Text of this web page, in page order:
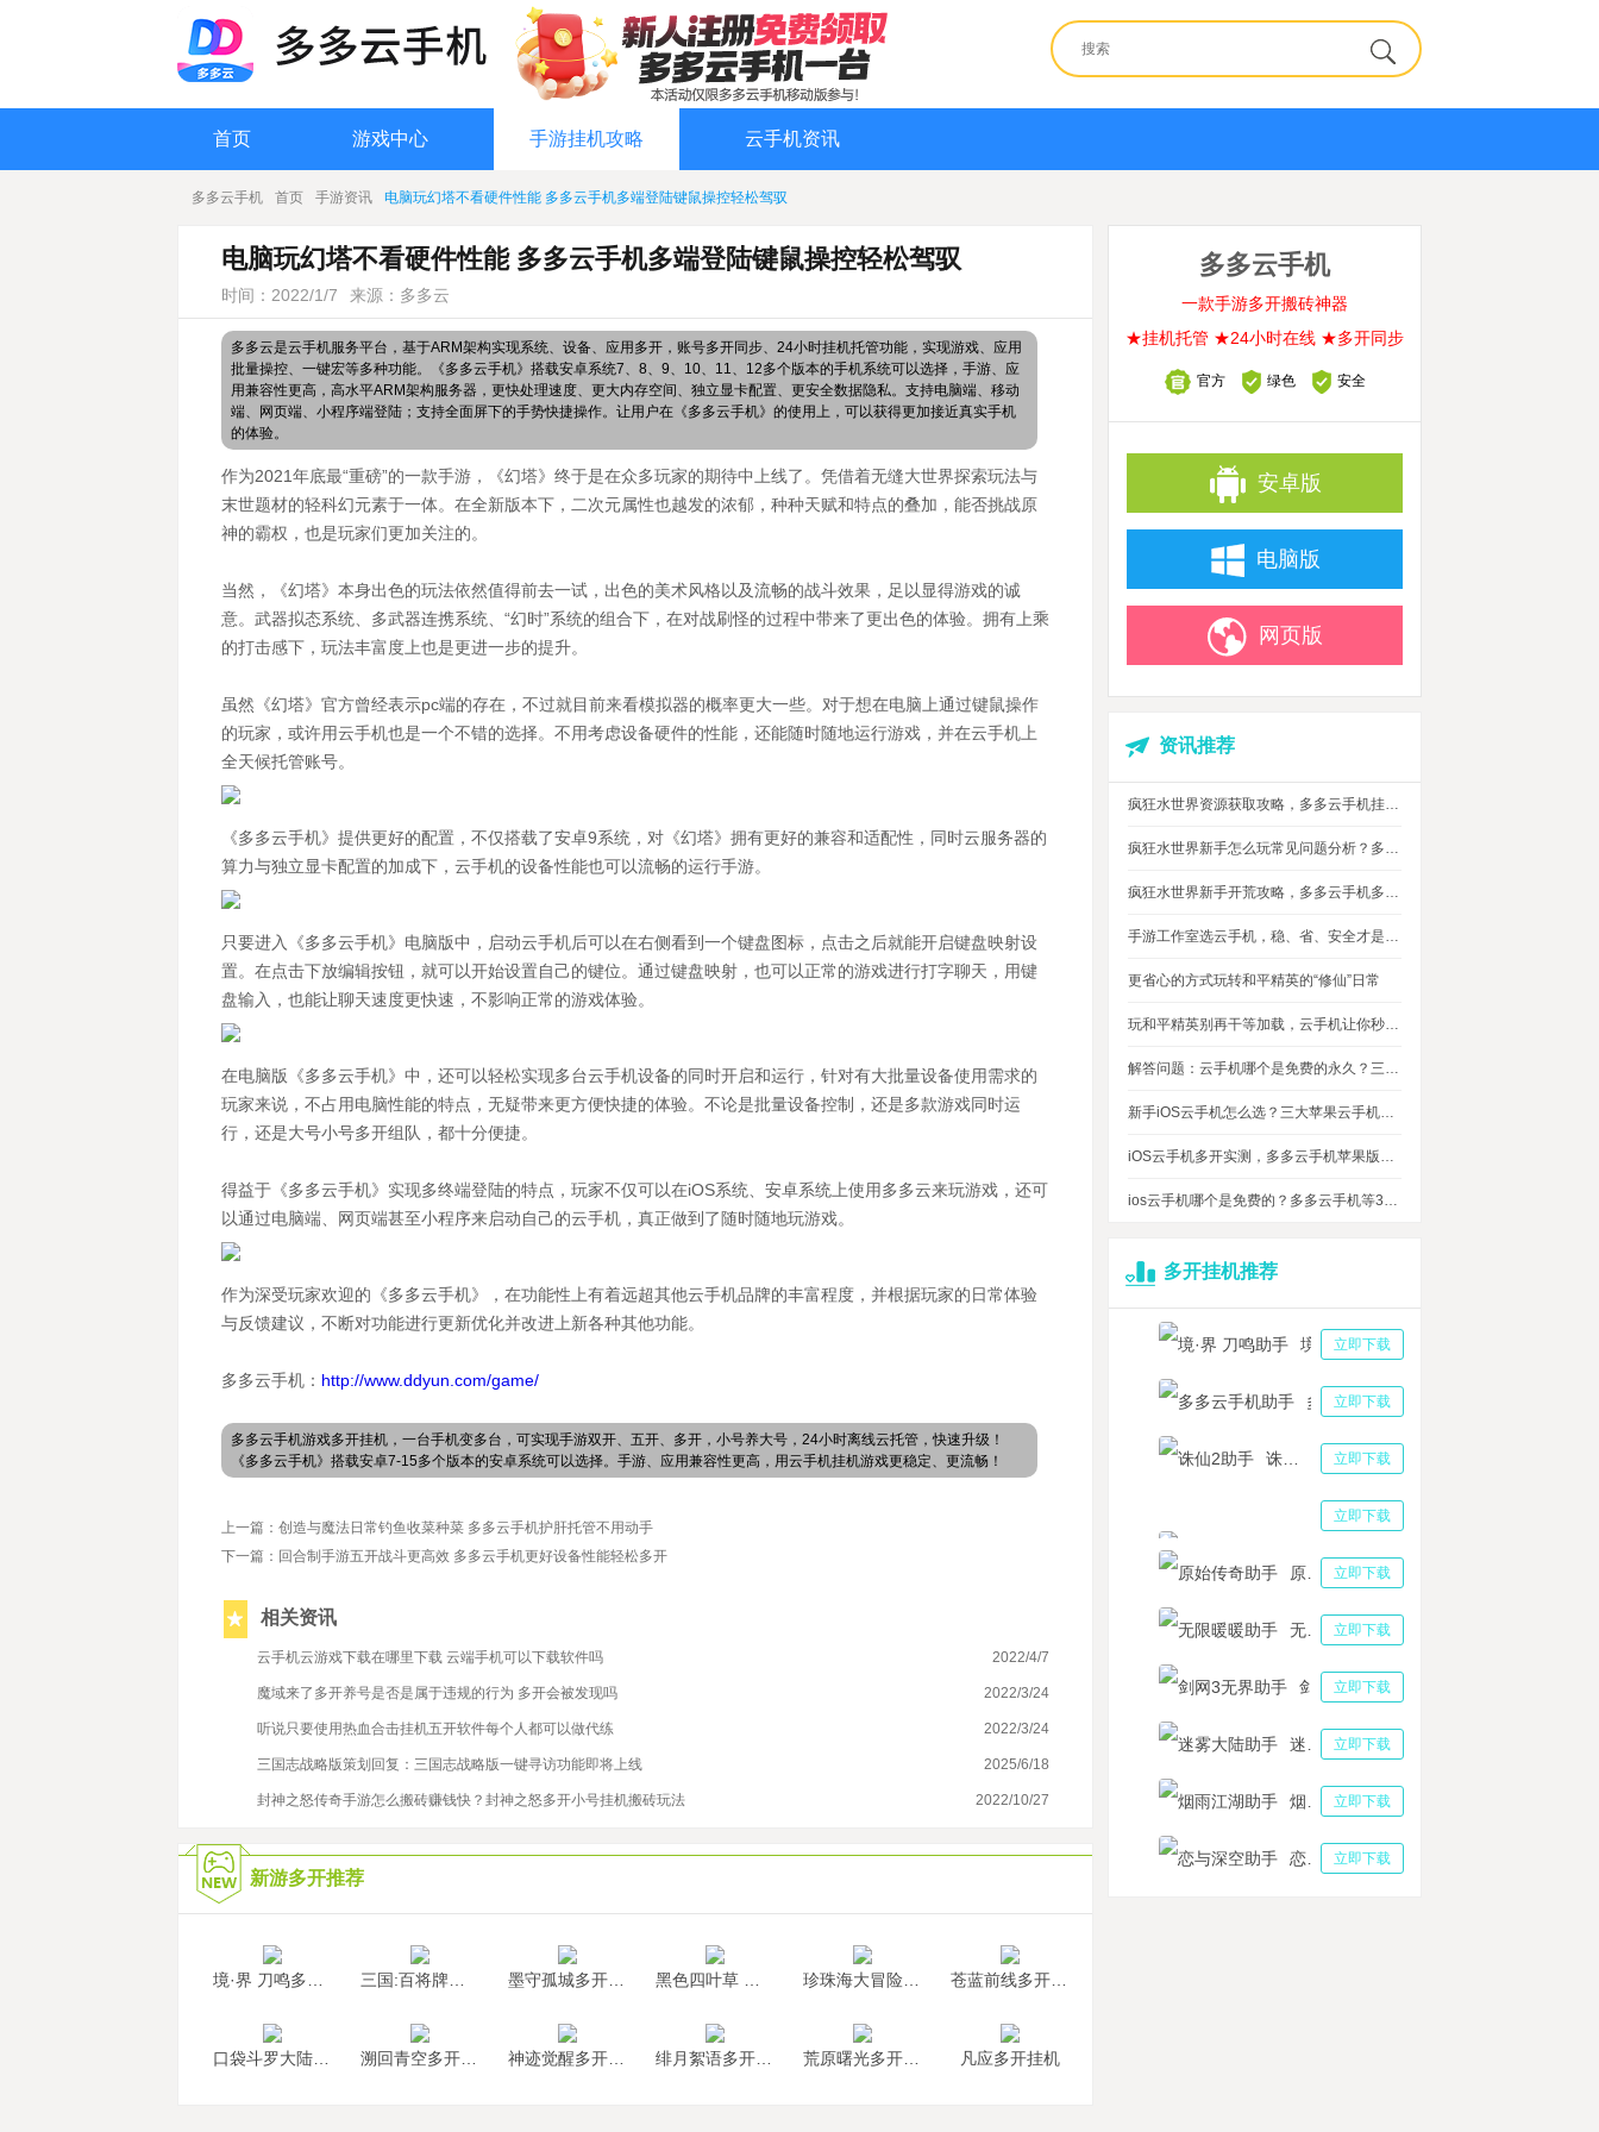
首页 游戏中心 手游挂机攻略 云手机资讯
多多云手机 首页 手游资讯 电脑玩幻塔不看硬件性能 多多云手机多端登陆键鼠操控轻松驾驭
电脑玩幻塔不看硬件性能 多多云手机多端登陆键鼠操控轻松驾驭
时间：2022/1/7 来源：多多云
多多云是云手机服务平台，基于ARM架构实现系统、设备、应用多开，账号多开同步、24小时挂机托管功能，实现游戏、应用
批量操控、一键宏等多种功能。《多多云手机》搭载安卓系统7、8、9、10、11、12多个版本的手机系统可以选择，手游、应
用兼容性更高，高水平ARM架构服务器，更快处理速度、更大内存空间、独立显卡配置、更安全数据隐私。支持电脑端、移动
端、网页端、小程序端登陆；支持全面屏下的手势快捷操作。让用户在《多多云手机》的使用上，可以获得更加接近真实手机
的体验。
作为2021年底最“重磅”的一款手游，《幻塔》终于是在众多玩家的期待中上线了。凭借着无缝大世界探索玩法与
末世题材的轻科幻元素于一体。在全新版本下，二次元属性也越发的浓郁，种种天赋和特点的叠加，能否挑战原
神的霸权，也是玩家们更加关注的。
当然，《幻塔》本身出色的玩法依然值得前去一试，出色的美术风格以及流畅的战斗效果，足以显得游戏的诚
意。武器拟态系统、多武器连携系统、“幻时”系统的组合下，在对战刷怪的过程中带来了更出色的体验。拥有上乘
的打击感下，玩法丰富度上也是更进一步的提升。
虽然《幻塔》官方曾经表示pc端的存在，不过就目前来看模拟器的概率更大一些。对于想在电脑上通过键鼠操作
的玩家，或许用云手机也是一个不错的选择。不用考虑设备硬件的性能，还能随时随地运行游戏，并在云手机上
全天候托管账号。
《多多云手机》提供更好的配置，不仅搭载了安卓9系统，对《幻塔》拥有更好的兼容和适配性，同时云服务器的
算力与独立显卡配置的加成下，云手机的设备性能也可以流畅的运行手游。
只要进入《多多云手机》电脑版中，启动云手机后可以在右侧看到一个键盘图标，点击之后就能开启键盘映射设
置。在点击下放编辑按钮，就可以开始设置自己的键位。通过键盘映射，也可以正常的游戏进行打字聊天，用键
盘输入，也能让聊天速度更快速，不影响正常的游戏体验。
在电脑版《多多云手机》中，还可以轻松实现多台云手机设备的同时开启和运行，针对有大批量设备使用需求的
玩家来说，不占用电脑性能的特点，无疑带来更方便快捷的体验。不论是批量设备控制，还是多款游戏同时运
行，还是大号小号多开组队，都十分便捷。
得益于《多多云手机》实现多终端登陆的特点，玩家不仅可以在iOS系统、安卓系统上使用多多云来玩游戏，还可
以通过电脑端、网页端甚至小程序来启动自己的云手机，真正做到了随时随地玩游戏。
作为深受玩家欢迎的《多多云手机》，在功能性上有着远超其他云手机品牌的丰富程度，并根据玩家的日常体验
与反馈建议，不断对功能进行更新优化并改进上新各种其他功能。
多多云手机： http://www.ddyun.com/game/
多多云手机游戏多开挂机，一台手机变多台，可实现手游双开、五开、多开，小号养大号，24小时离线云托管，快速升级！
《多多云手机》搭载安卓7-15多个版本的安卓系统可以选择。手游、应用兼容性更高，用云手机挂机游戏更稳定、更流畅！
上一篇：创造与魔法日常钓鱼收菜种菜 多多云手机护肝托管不用动手
下一篇：回合制手游五开战斗更高效 多多云手机更好设备性能轻松多开
相关资讯
云手机云游戏下载在哪里下载 云端手机可以下载软件吗 2022/4/7
魔域来了多开养号是否是属于违规的行为 多开会被发现吗 2022/3/24
听说只要使用热血合击挂机五开软件每个人都可以做代练 2022/3/24
三国志战略版策划回复：三国志战略版一键寻访功能即将上线‌ 2025/6/18
封神之怒传奇手游怎么搬砖赚钱快？封神之怒多开小号挂机搬砖玩法 2022/10/27
咸鱼之王萌新升级挂机攻略，多多云手机托管全天在线
云端另一个伊甸超越时空的猫助手24小时挂机 另一个伊甸超越时空的猫as奈岐升级材
搬砖热门天龙八部2:飞龙战天手游国服将上线，多多云托管出金事半功倍
云手机怎么多开搬砖 有没有多开搬砖的详细教程
新游多开推荐
凡应多开挂机
多多云手机
一款手游多开搬砖神器
★挂机托管 ★24小时在线 ★多开同步
官方 绿色 安全
安卓版
电脑版
网页版
资讯推荐
疯狂水世界资源获取攻略，多多云手机挂机搬砖自动攒材料
疯狂水世界新手怎么玩常见问题分析？多多云手机多开托管挂机升级打怪
疯狂水世界新手开荒攻略，多多云手机多开托管，自动搞定海量重复日常快速升级
手游工作室选云手机，稳、省、安全才是实在考量
更省心的方式玩转和平精英的“修仙”日常
玩和平精英别再干等加载，云手机让你秒玩游戏进战场
解答问题：云手机哪个是免费的永久？三大免费永久正版云手机对比
新手iOS云手机怎么选？三大苹果云手机知名品牌性能对比测评
iOS云手机多开实测，多多云手机苹果版最多可同时运行多少台？
ios云手机哪个是免费的？多多云手机等3大品牌对比测评，告诉你免费ios云手机的真相
多开挂机推荐
立即下载
立即下载
多多云手机助手
立即下载
立即下载
三国志战略版助手
立即下载
立即下载
立即下载
立即下载
立即下载
立即下载